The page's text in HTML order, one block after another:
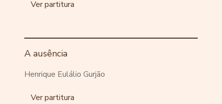
Ver partitura
A ausência
Henrique Eulálio Gurjão
Ver partitura